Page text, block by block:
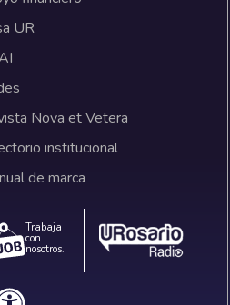
UR
Nova et Vetera
institucional
de marca
Trabaja
con
nosotros.